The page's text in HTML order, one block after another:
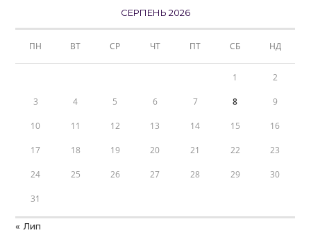
СЕРПЕНЬ 2026
ПН ВТ СР ЧТ ПТ СБ НД
1 2
3 4 5 6 7 8 9
10 11 12 13 14 15 16
17 18 19 20 21 22 23
24 25 26 27 28 29 30
31
« Лип